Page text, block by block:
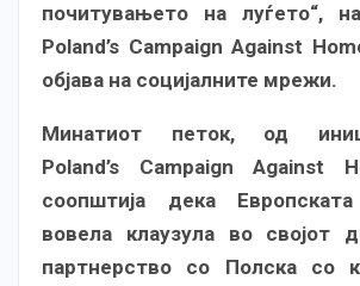
почитувањето на луѓето“,
Poland’s Campaign Against
објава на социјалните мрежи.
Минатиот петок, од
Poland’s Campaign Against
соопштиja дека Европската
вовела клаузула во својот
партнерство со Полска со